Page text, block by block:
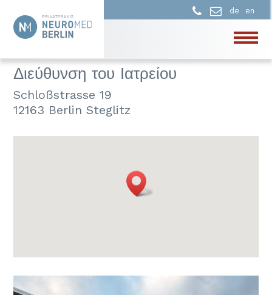
de en
Διεύθυνση του Ιατρείου
Schloßstrasse 19
12163 Berlin Steglitz